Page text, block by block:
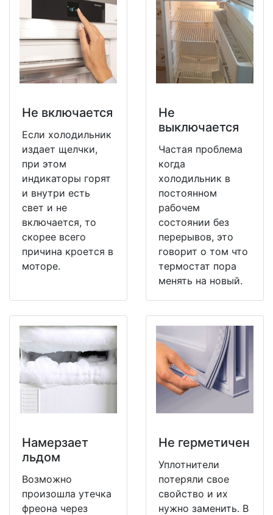
Не включается
Если холодильник
издает щелчки,
при этом
индикаторы горят
и внутри есть
свет и не
включается, то
скорее всего
причина кроется в
моторе.
Не
выключается
Частая проблема
когда
холодильник в
постоянном
рабочем
состоянии без
перерывов, это
говорит о том что
термостат пора
менять на новый.
Намерзает
льдом
Возможно
произошла утечка
фреона через
Не герметичен
Уплотнители
потеряли свое
свойство и их
нужно заменить. В